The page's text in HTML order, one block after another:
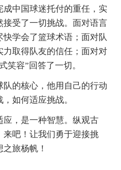
中国球迷托付的重任，实
受了一切挑战。面对语言
学会了篮球术语；面对队
取得队友的信任；面对对
笑容”回答了一切。
的核心，他用自己的行动
如何适应挑战。
应，是一种智慧。纵观古
吧！让我们勇于迎接挑
旅杨帆！